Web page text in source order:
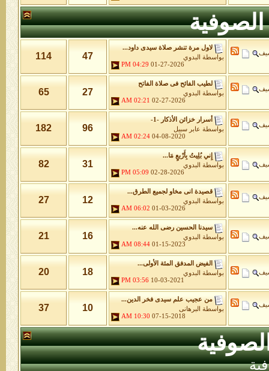
لاول مرة تنشر صلاة سيدى داود...
بواسطة
البدوي
01-27-2026
04:29 PM
47
114
لطيب الفائح فى صلاة الفاتح
بواسطة
البدوي
02-27-2026
02:21 AM
27
65
أسرار خزائن اﻷذكار -1-
بواسطة عابر سبيل
04-08-2020
02:24 AM
96
182
إِني بُلِيتُ بِأَرْبعٍ مَا...
بواسطة
البدوي
02-28-2026
05:09 PM
31
82
قصيدة انى مخاو لجميع الطرق...
بواسطة
البدوي
01-03-2026
06:02 AM
12
27
سيدنا الحسين رضى الله عنه...
بواسطة
البدوي
01-15-2023
08:44 AM
16
21
الفيض المدفق المئة الأولى...
بواسطة
البدوي
10-03-2021
03:56 PM
18
20
من عجيب علم سيدى فخر الدين...
بواسطة
البرهانى
07-15-2018
10:30 AM
10
37